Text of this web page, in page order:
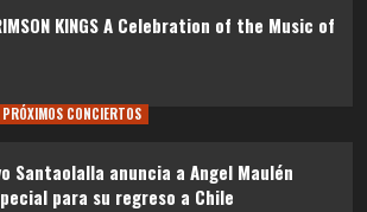
KINGS A Celebration of the Music of
PRÓXIMOS CONCIERTOS
Santaolalla anuncia a Angel Maulén
para su regreso a Chile